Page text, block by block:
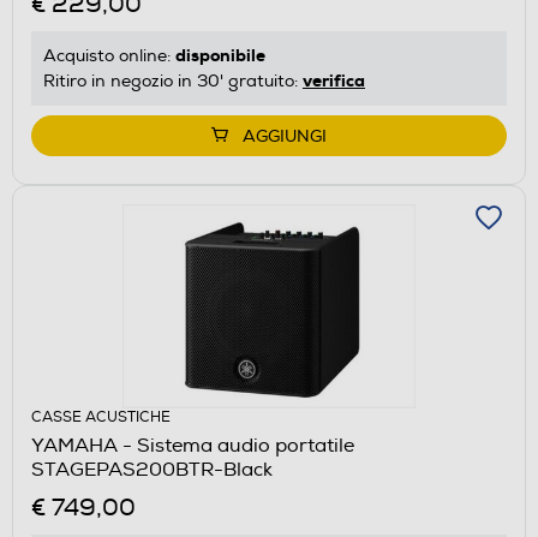
Acquisto online: disponibile
Ritiro in negozio in 30' gratuito: verifica
AGGIUNGI
CASSE ACUSTICHE
YAMAHA - Sistema audio portatile
STAGEPAS200BTR-Black
€ 749,00